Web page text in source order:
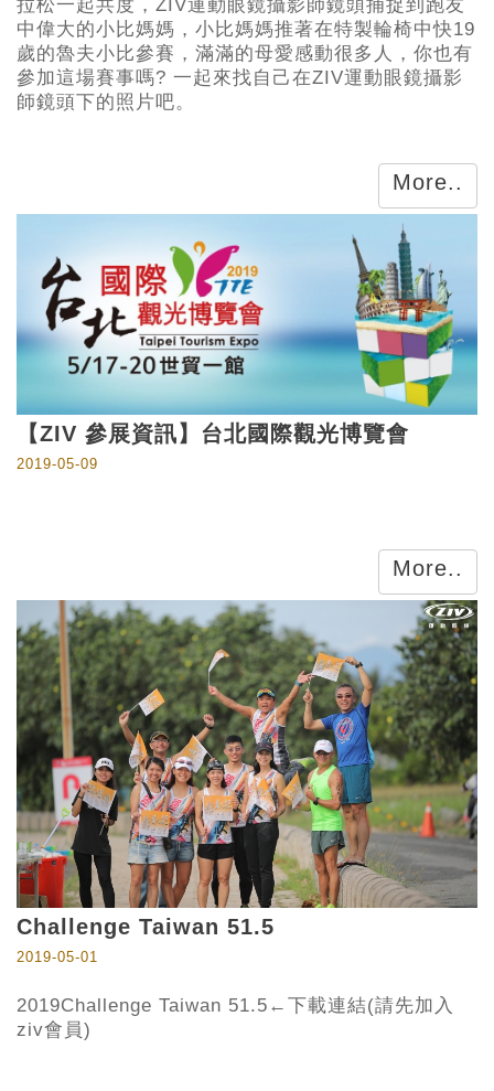
拉松一起共度，ZIV運動眼鏡攝影師鏡頭捕捉到跑友
中偉大的小比媽媽，小比媽媽推著在特製輪椅中快19
歲的魯夫小比參賽，滿滿的母愛感動很多人，你也有
參加這場賽事嗎? 一起來找自己在ZIV運動眼鏡攝影
師鏡頭下的照片吧。
More..
【ZIV 參展資訊】台北國際觀光博覽會
2019-05-09
More..
Challenge Taiwan 51.5
2019-05-01
2019Challenge Taiwan 51.5←下載連結(請先加入
ziv會員)